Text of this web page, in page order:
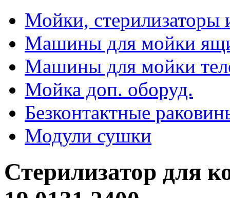
Мойки, стерилизаторы
Машины для мойки
Машины для мойки
Мойка доп. оборуд.
Безконтактные
Модули сушки
Стерилизатор для